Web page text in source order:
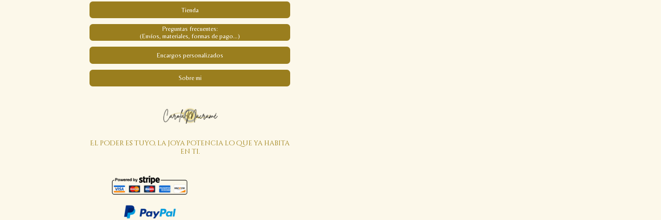
Tienda
Preguntas frecuentes:
(Envíos, materiales, formas de pago...)
Encargos personalizados
Sobre mi
El poder es tuyo, la joya potencia lo que ya habita
en ti.